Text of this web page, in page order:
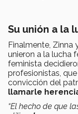
Su unión a la
Finalmente,
unieron a la lucha
feminista
profesionistas,
convicción del
llamarle
“El hecho de que